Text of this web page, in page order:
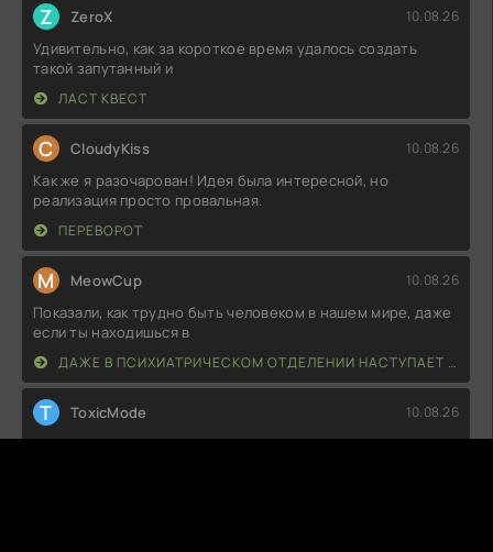
Z ZeroX 10.08.26
Удивительно, как за короткое время удалось создать
такой запутанный и
ЛАСТ КВЕСТ
C CloudyKiss 10.08.26
Как же я разочарован! Идея была интересной, но
реализация просто провальная.
ПЕРЕВОРОТ
M MeowCup 10.08.26
Показали, как трудно быть человеком в нашем мире, даже
если ты находишься в
ДАЖЕ В ПСИХИАТРИЧЕСКОМ ОТДЕЛЕНИИ НАСТУПАЕТ УТРО
T ToxicMode 10.08.26
Не могу сказать, что это шедевр, но для вечера с чаем и